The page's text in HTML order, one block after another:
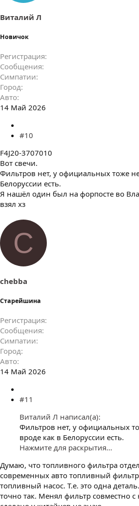
Виталий Л
Новичок
Регистрация
Сообщения
Симпатии
Город
Авто
14 Май 2026
#10
F4J20-3707010
Вот свечи.
Фильтров нет, у официальных тоже
Белоруссии есть.
Я нашёл один был на форпосте во
взял хз
C
chebba
Старейшина
Регистрация
Сообщения
Симпатии
Город
Авто
14 Май 2026
#11
Виталий Л написал(а):
Фильтров нет, у официальных
вроде как в Белоруссии есть.
Нажмите для раскрытия...
Думаю, что топливного фильтра
современных авто топливный фильтр
топливный насос. Т.е. это одна
точно так. Менял фильтр совместно